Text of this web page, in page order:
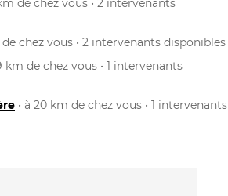
de chez vous • 2 intervenants
de chez vous • 2 intervenants disponibles
km de chez vous • 1 intervenants
• à 20 km de chez vous • 1 intervenants